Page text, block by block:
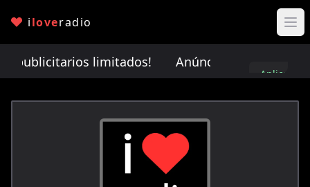
iloveradio
publicitarios limitados!Anúnciate con nosotros.
Aplica